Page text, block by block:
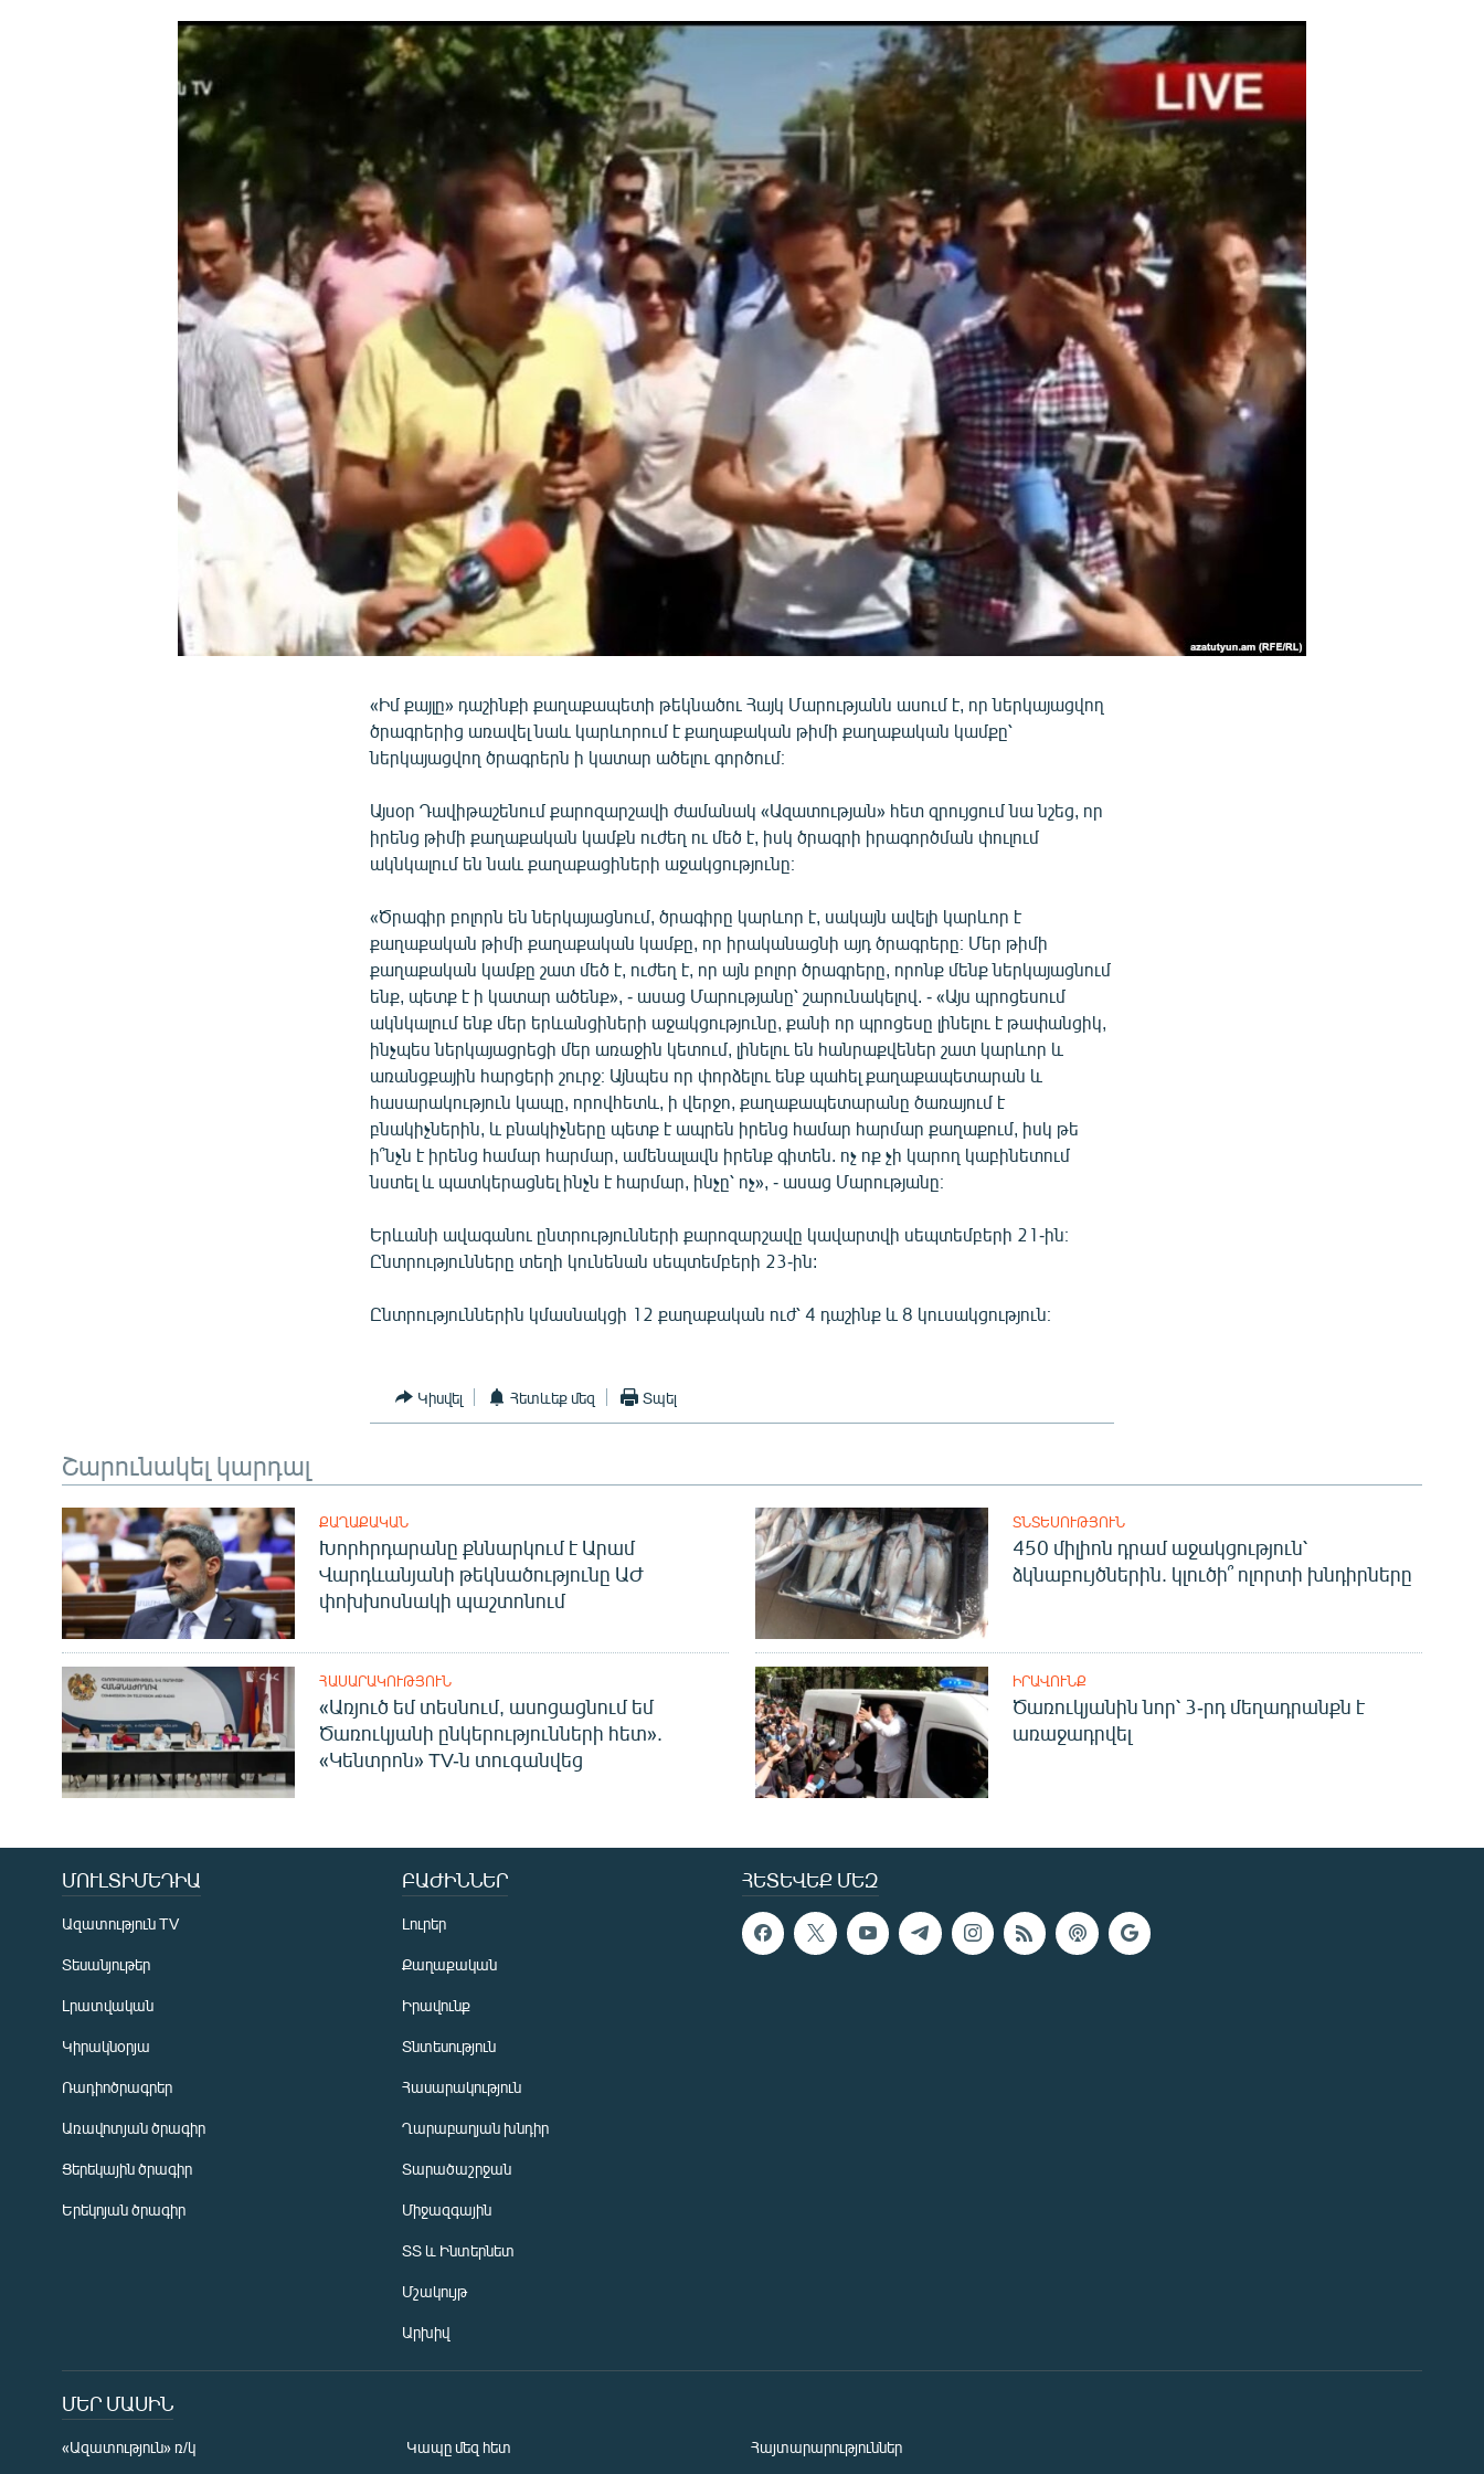
ՄԵԿՆԱԲԱՆՈՒԹՅՈՒՆ
ՁԳՏԵԼՈՎ ԼԱՎԱԳՈՒՅՆԻՆ
«Իմ քայլը» դաշինքի քաղաքապետի թեկնածու Հայկ Մարությանն ասում է, որ ներկայացվող
ծրագրերից առավել նաև կարևորում է քաղաքական թիմի քաղաքական կամքը՝
ներկայացվող ծրագրերն ի կատար ածելու գործում։
Այսօր Դավիթաշենում քարոզարշավի ժամանակ «Ազատության» հետ զրույցում նա նշեց, որ
իրենց թիմի քաղաքական կամքն ուժեղ ու մեծ է, իսկ ծրագրի իրագործման փուլում
ակնկալում են նաև քաղաքացիների աջակցությունը։
«Ծրագիր բոլորն են ներկայացնում, ծրագիրը կարևոր է, սակայն ավելի կարևոր է
քաղաքական թիմի քաղաքական կամքը, որ իրականացնի այդ ծրագրերը։ Մեր թիմի
քաղաքական կամքը շատ մեծ է, ուժեղ է, որ այն բոլոր ծրագրերը, որոնք մենք ներկայացնում
ենք, պետք է ի կատար ածենք», - ասաց Մարությանը՝ շարունակելով. - «Այս պրոցեսում
ակնկալում ենք մեր երևանցիների աջակցությունը, քանի որ պրոցեսը լինելու է թափանցիկ,
ինչպես ներկայացրեցի մեր առաջին կետում, լինելու են հանրաքվեներ շատ կարևոր և
առանցքային հարցերի շուրջ։ Այնպես որ փորձելու ենք պահել քաղաքապետարան և
հասարակություն կապը, որովհետև, ի վերջո, քաղաքապետարանը ծառայում է
բնակիչներին, և բնակիչները պետք է ապրեն իրենց համար հարմար քաղաքում, իսկ թե
ի՞նչն է իրենց համար հարմար, ամենալավն իրենք գիտեն. ոչ ոք չի կարող կաբինետում
նստել և պատկերացնել ինչն է հարմար, ինչը՝ ոչ», - ասաց Մարությանը։
Երևանի ավագանու ընտրությունների քարոզարշավը կավարտվի սեպտեմբերի 21-ին։
Ընտրությունները տեղի կունենան սեպտեմբերի 23-ին:
Ընտրություններին կմասնակցի 12 քաղաքական ուժ՝ 4 դաշինք և 8 կուսակցություն։
Կիսվել Հետևեք մեզ Տպել
Շարունակել կարդալ
ՔԱՂԱՔԱԿԱՆ
Խորհրդարանը քննարկում է Արամ
Վարդևանյանի թեկնածությունը ԱԺ
փոխխոսնակի պաշտոնում
ՏՆՏԵՍՈՒԹՅՈՒՆ
450 միլիոն դրամ աջակցություն՝
ձկնաբույծներին. կլուծի՞ ոլորտի խնդիրները
ՀԱՍԱՐԱԿՈՒԹՅՈՒՆ
«Առյուծ եմ տեսնում, ասոցացնում եմ
Ծառուկյանի ընկերությունների հետ».
«Կենտրոն» TV-ն տուգանվեց
ԻՐԱՎՈՒՆՔ
Ծառուկյանին նոր՝ 3-րդ մեղադրանքն է
առաջադրվել
ՀԵՏԵՎԵՔ ՄԵԶ
ՄՈՒԼՏԻՄԵԴԻԱ
Ազատություն TV
Տեսանյութեր
Լրատվական
Կիրակնօրյա
Ռադիոծրագրեր
Առավոտյան ծրագիր
Ցերեկային ծրագիր
Երեկոյան ծրագիր
ԲԱԺԻՆՆԵՐ
Լուրեր
Քաղաքական
Իրավունք
Տնտեսություն
Հասարակություն
Ղարաբաղյան խնդիր
Տարածաշրջան
Միջազգային
ՏՏ և Ինտերնետ
Մշակույթ
Արխիվ
ՄԵՐ ՄԱՍԻՆ
«Ազատություն» ռ/կ Կապը մեզ հետ Հայտարարություններ